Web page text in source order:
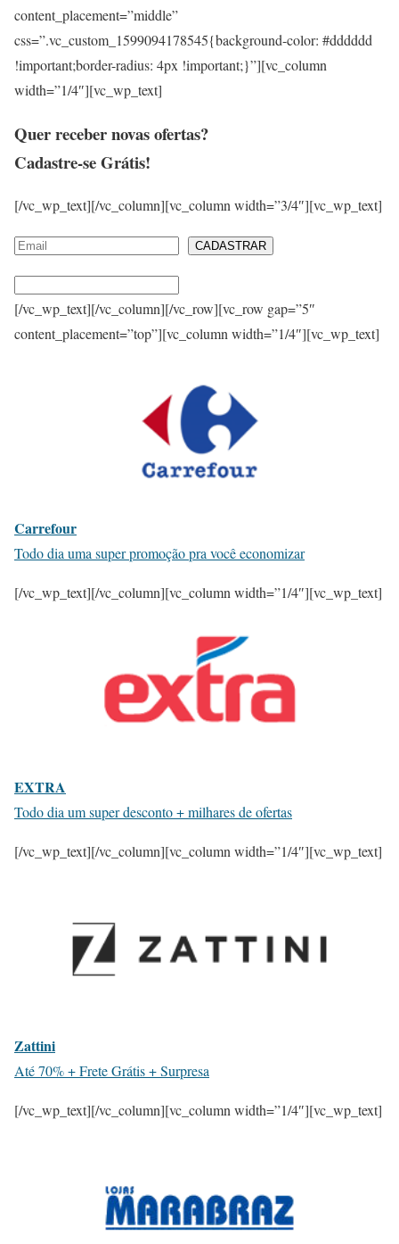
content_placement=”middle”
css=”.vc_custom_1599094178545{background-color: #dddddd
!important;border-radius: 4px !important;}”][vc_column
width=”1/4″][vc_wp_text]
Quer receber novas ofertas?
Cadastre-seGrátis!
[/vc_wp_text][/vc_column][vc_column width=”3/4″][vc_wp_text]
CADASTRAR
[/vc_wp_text][/vc_column][/vc_row][vc_row gap=”5″
content_placement=”top”][vc_column width=”1/4″][vc_wp_text]
Carrefour
Todo dia uma super promoção pra você economizar
[/vc_wp_text][/vc_column][vc_column width=”1/4″][vc_wp_text]
EXTRA
Todo dia um super desconto + milhares de ofertas
[/vc_wp_text][/vc_column][vc_column width=”1/4″][vc_wp_text]
Zattini
Até 70% + Frete Grátis + Surpresa
[/vc_wp_text][/vc_column][vc_column width=”1/4″][vc_wp_text]